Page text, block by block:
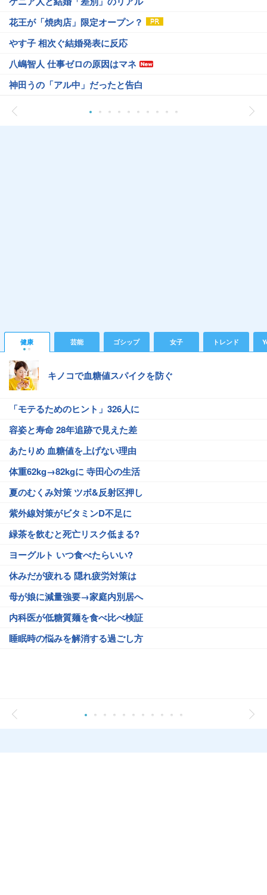
花王が「焼肉店」限定オープン？
やす子 相次ぐ結婚発表に反応
八嶋智人 仕事ゼロの原因はマネ
神田うの「アル中」だったと告白
健康 芸能 ゴシップ 女子 トレンド
キノコで血糖値スパイクを防ぐ
「モテるためのヒント」326人に
容姿と寿命 28年追跡で見えた差
あたりめ 血糖値を上げない理由
体重62kg→82kgに 寺田心の生活
夏のむくみ対策 ツボ&反射区押し
紫外線対策がビタミンD不足に
緑茶を飲むと死亡リスク低まる?
ヨーグルト いつ食べたらいい?
休みだが疲れる 隠れ疲労対策は
母が娘に減量強要→家庭内別居へ
内科医が低糖質麺を食べ比べ検証
睡眠時の悩みを解消する過ごし方